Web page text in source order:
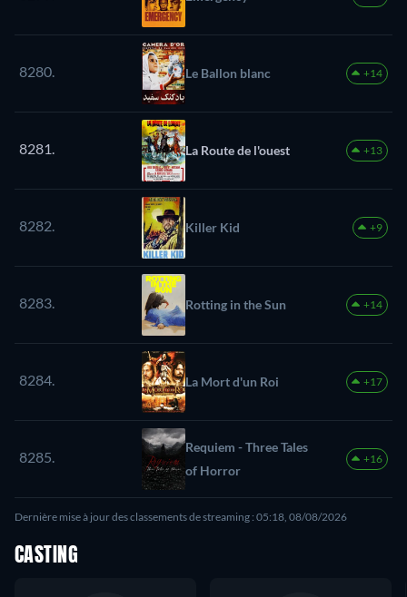
8280. Le Ballon blanc +14
8281. La Route de l'ouest +13
8282. Killer Kid +9
8283. Rotting in the Sun +14
8284. La Mort d'un Roi +17
8285.
Requiem - Three Tales
of Horror
+16
Dernière mise à jour des classements de streaming : 05:18, 08/08/2026
CASTING